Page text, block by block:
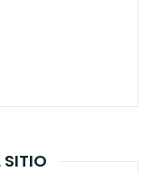
SITIO